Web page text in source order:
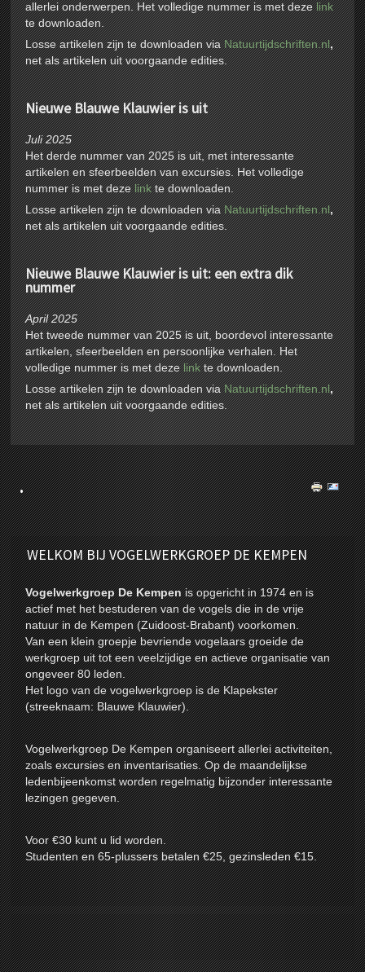
allerlei onderwerpen. Het volledige nummer is met dezelink
te downloaden.
Losse artikelen zijn te downloaden viaNatuurtijdschriften.nl,
net als artikelen uit voorgaande edities.
Nieuwe Blauwe Klauwier is uit
Juli 2025
Het derde nummer van 2025 is uit, met interessante
artikelen en sfeerbeelden van excursies. Het volledige
nummer is met dezelinkte downloaden.
Losse artikelen zijn te downloaden viaNatuurtijdschriften.nl,
net als artikelen uit voorgaande edities.
Nieuwe Blauwe Klauwier is uit: een extra dik
nummer
April 2025
Het tweede nummer van 2025 is uit, boordevol interessante
artikelen, sfeerbeelden en persoonlijke verhalen. Het
volledige nummer is met dezelinkte downloaden.
Losse artikelen zijn te downloaden viaNatuurtijdschriften.nl,
net als artikelen uit voorgaande edities.
.
WELKOM BIJ VOGELWERKGROEP DE KEMPEN
Vogelwerkgroep De Kempenis opgericht in 1974 en is
actief met het bestuderen van de vogels die in de vrije
natuur in de Kempen (Zuidoost-Brabant) voorkomen.
Van een klein groepje bevriende vogelaars groeide de
werkgroep uit tot een veelzijdige en actieve organisatie van
ongeveer 80 leden.
Het logo van de vogelwerkgroep is de Klapekster
(streeknaam: Blauwe Klauwier).
Vogelwerkgroep De Kempen organiseert allerlei activiteiten,
zoals excursies en inventarisaties. Op de maandelijkse
ledenbijeenkomst worden regelmatig bijzonder interessante
lezingen gegeven.
Voor €30 kunt u lid worden.
Studenten en 65-plussers betalen €25, gezinsleden €15.